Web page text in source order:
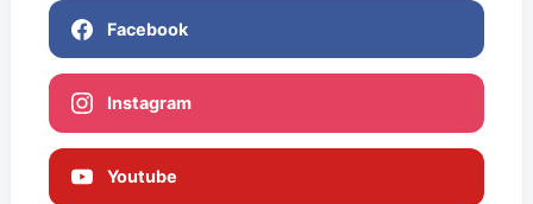
Facebook
Instagram
Youtube